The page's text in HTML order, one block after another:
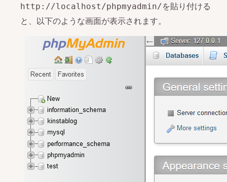
http://localhost/phpmyadmin/を貼り付ける
と、以下のような画面が表示されます。